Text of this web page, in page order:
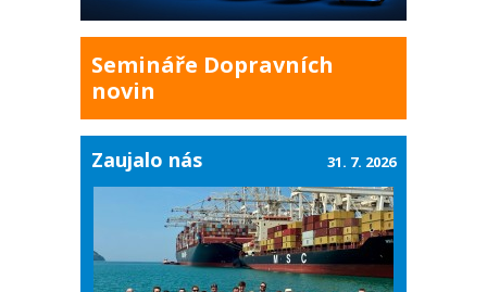
Semináře Dopravních
novin
Zaujalo nás 31. 7. 2026